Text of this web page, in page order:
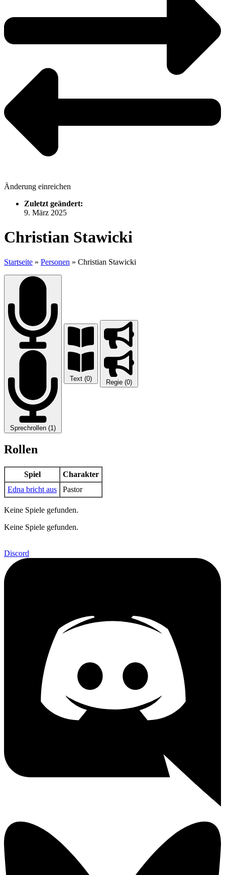
Änderung einreichen
Zuletzt geändert:
9. März 2025
Christian Stawicki
Startseite » Personen » Christian Stawicki
Sprechrollen (1)
Text (0) Regie (0)
Rollen
Spiel
Charakter
Edna bricht aus
Pastor
Keine Spiele gefunden.
Keine Spiele gefunden.
Discord